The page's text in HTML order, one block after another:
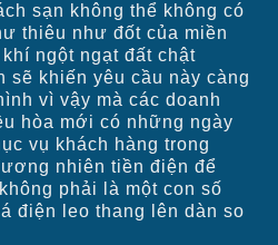
sạn không thể không có
thiêu như đốt của miền
ngột ngạt đất chật
sẽ khiến yêu cầu này càng
vì vậy mà các doanh
hòa mới có những ngày
vụ khách hàng trong
nhiên tiền điện để
phải là một con số
điện leo thang lên dàn so